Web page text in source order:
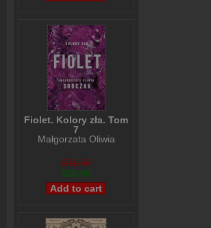
Fiolet. Kolory zła. Tom
7
Małgorzata Oliwia
$31,66
$25,98